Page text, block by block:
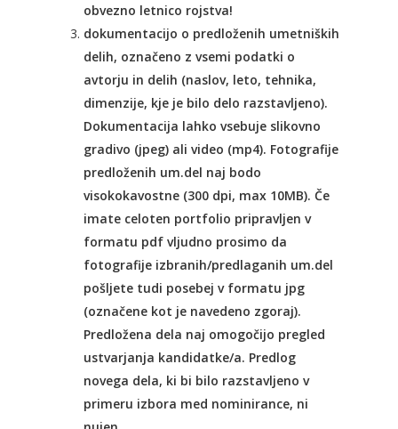
obvezno letnico rojstva!
dokumentacijo o predloženih umetniških
delih, označeno z vsemi podatki o
avtorju in delih (naslov, leto, tehnika,
dimenzije, kje je bilo delo razstavljeno).
Dokumentacija lahko vsebuje slikovno
gradivo (jpeg) ali video (mp4). Fotografije
predloženih um.del naj bodo
visokokavostne (300 dpi, max 10MB). Če
imate celoten portfolio pripravljen v
formatu pdf vljudno prosimo da
fotografije izbranih/predlaganih um.del
pošljete tudi posebej v formatu jpg
(označene kot je navedeno zgoraj).
Predložena dela naj omogočijo pregled
ustvarjanja kandidatke/a. Predlog
novega dela, ki bi bilo razstavljeno v
primeru izbora med nominirance, ni